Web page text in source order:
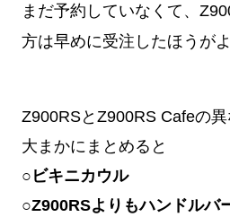
まだ予約していなくて、
方は早めに受注したほうが
Z900RSとZ900RS Cafeの異
大まかにまとめると
○ビキニカウル
○Z900RSよりもハンドルバ